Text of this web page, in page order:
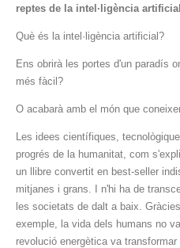
reptes de la intel·ligència
Què és la intel·ligència artificial?
Ens obrirà les portes d'un paradís
més fàcil?
O acabarà amb el món que
Les idees científiques,
progrés de la humanitat, com
un llibre convertit en best-seller
mitjanes i grans. I n'hi ha de
les societats de dalt a baix.
exemple, la vida dels humans no
revolució energètica va